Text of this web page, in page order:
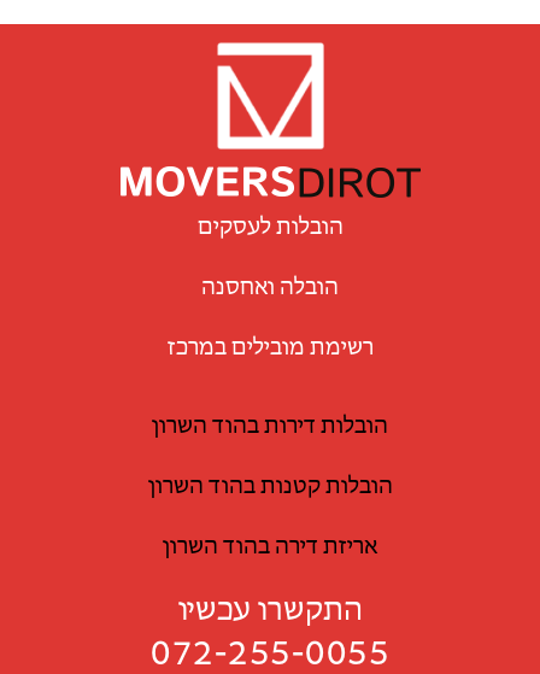
הובלות לעסקים
הובלה ואחסנה
רשימת מובילים במרכז
הובלות דירות בהוד השרון
הובלות קטנות בהוד השרון
אריזת דירה בהוד השרון
התקשרו עכשיו
072-255-0055